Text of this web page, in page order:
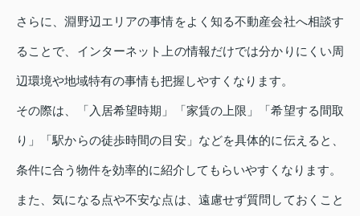
さらに、淵野辺エリアの事情をよく知る不動産会社へ相談す
ることで、インターネット上の情報だけでは分かりにくい周
辺環境や地域特有の事情も把握しやすくなります。
その際は、「入居希望時期」「家賃の上限」「希望する間取
り」「駅からの徒歩時間の目安」などを具体的に伝えると、
条件に合う物件を効率的に紹介してもらいやすくなります。
また、気になる点や不安な点は、遠慮せず質問しておくこと